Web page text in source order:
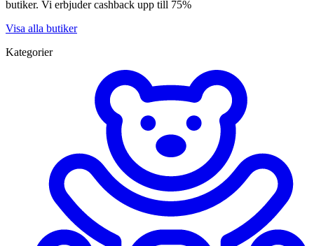
butiker. Vi erbjuder cashback upp till 75%
Visa alla butiker
Kategorier